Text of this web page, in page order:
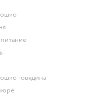
питание
говядина